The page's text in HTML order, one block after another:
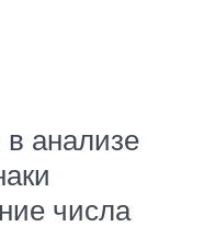
анализе
числа